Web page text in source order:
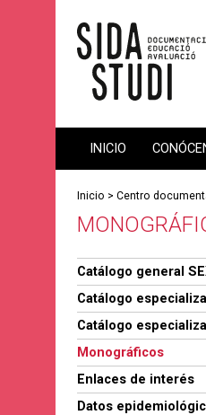
INICIO
Inicio > Centro
Catálogo general
Catálogo
Catálogo
Monográficos
Enlaces de interés
Datos